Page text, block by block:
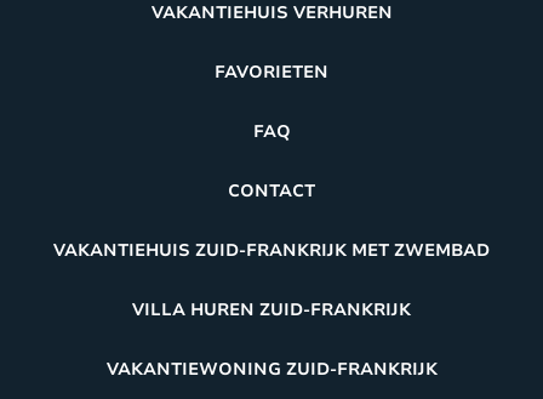
VAKANTIEHUIS VERHUREN
FAVORIETEN
FAQ
CONTACT
VAKANTIEHUIS ZUID-FRANKRIJK MET ZWEMBAD
VILLA HUREN ZUID-FRANKRIJK
VAKANTIEWONING ZUID-FRANKRIJK